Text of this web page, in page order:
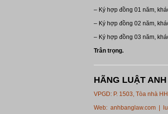
– Ký hợp đồng 01 năm,
– Ký hợp đồng 02 năm,
– Ký hợp đồng 03 năm,
Trân trọng.
HÃNG LUẬT ANH
VPGD: P. 1503, Tòa nhà
Web: anhbanglaw.com |